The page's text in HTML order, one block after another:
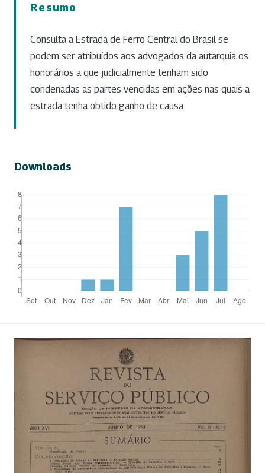
Resumo
Consulta a Estrada de Ferro Central do Brasil se
podem ser atribuídos aos advogados da autarquia os
honorários a que judicialmente tenham sido
condenadas as partes vencidas em ações nas quais a
estrada tenha obtido ganho de causa.
Downloads